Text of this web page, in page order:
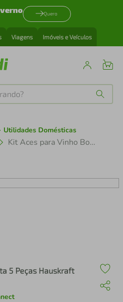
Quero
Viagens Imóveis e Veículos
Utilidades Domésticas
Kit Aces para Vinho Bogota 5 Peças Hauskraft
5 Peças Hauskraft